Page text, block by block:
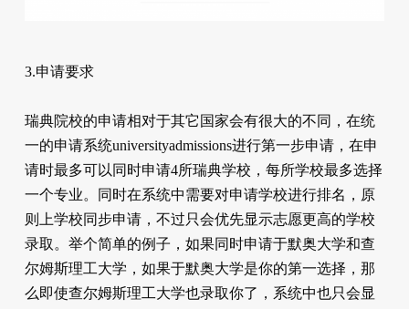
3.申请要求
瑞典院校的申请相对于其它国家会有很大的不同，在统
一的申请系统universityadmissions进行第一步申请，在申
请时最多可以同时申请4所瑞典学校，每所学校最多选择
一个专业。同时在系统中需要对申请学校进行排名，原
则上学校同步申请，不过只会优先显示志愿更高的学校
录取。举个简单的例子，如果同时申请于默奥大学和查
尔姆斯理工大学，如果于默奥大学是你的第一选择，那
么即使查尔姆斯理工大学也录取你了，系统中也只会显